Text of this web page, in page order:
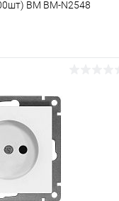
BM BM-N2548
В наличии